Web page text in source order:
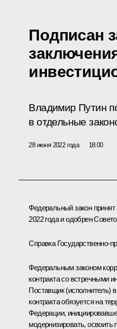
Подписан
Владимир Путин
в отдельные
28 июня 2022 года 18:00
Федеральный закон
2022 года и одобрен
Справка Государственно-
Федеральным законом
контракта со встречными
Поставщик (исполнитель)
контракта обязуется на
Федерации,
модернизировать, освоить